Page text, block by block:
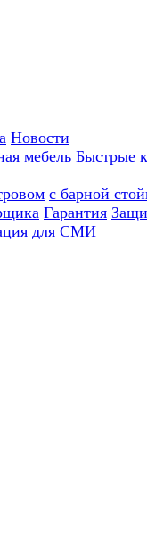
Новости
мебель Быстрые
с барной
Гарантия
для СМИ